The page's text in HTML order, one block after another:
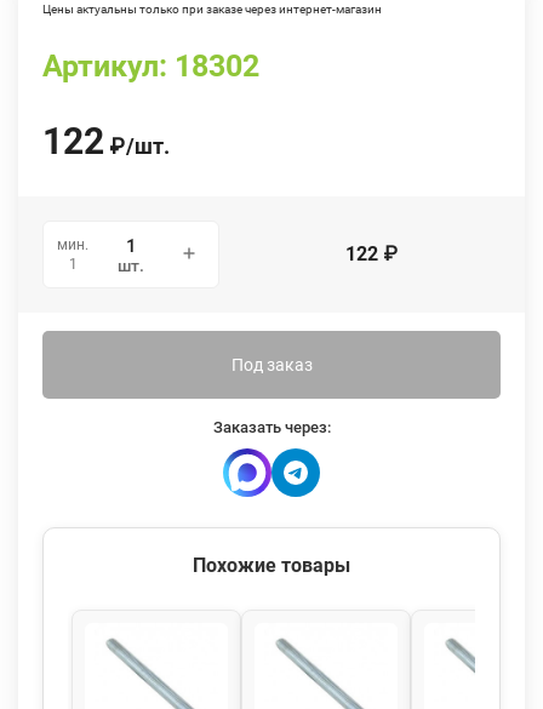
М30х1м
Цены актуальны только при заказе через интернет-магазин
Артикул: 18302
122 ₽/шт.
мин.
1
шт. 122 ₽
Под заказ
Заказать через:
Похожие товары